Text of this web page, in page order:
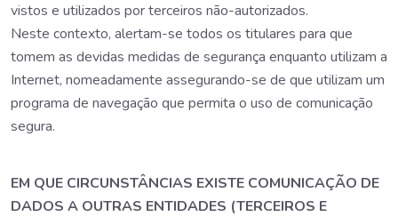
vistos e utilizados por terceiros não-autorizados.
Neste contexto, alertam-se todos os titulares para que
tomem as devidas medidas de segurança enquanto utilizam a
Internet, nomeadamente assegurando-se de que utilizam um
programa de navegação que permita o uso de comunicação
segura.
EM QUE CIRCUNSTÂNCIAS EXISTE COMUNICAÇÃO DE
DADOS A OUTRAS ENTIDADES (TERCEIROS E